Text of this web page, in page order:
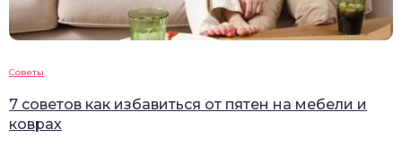
Советы
7 советов как избавиться от пятен на мебели и
коврах